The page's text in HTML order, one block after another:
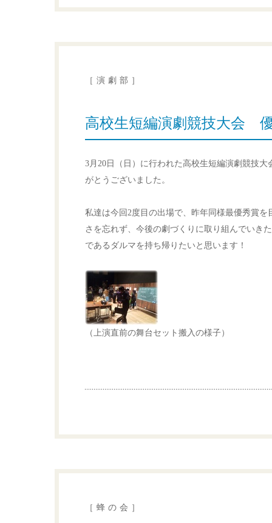
［演劇部］
高校生短編演劇競技大会
3月20日（日）に行われた高校生短編演劇競技
がとうございました。
私達は今回2度目の出場で、昨年同様最優秀賞
さを忘れず、今後の劇づくりに取り組んでいき
であるダルマを持ち帰りたいと思います！
（上演直前の舞台セット搬入の様子）
［蜂の会］